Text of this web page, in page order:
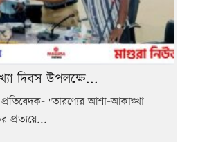
দিবস উপলক্ষে...
"তারণ্যের আশা-আকাঙ্খা
প্রত্যয়ে...